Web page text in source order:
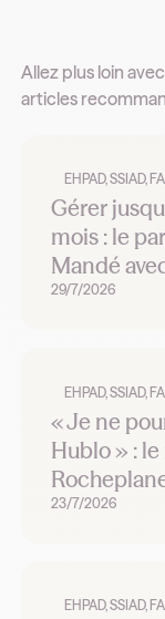
Allez plus loin
articles
EHPAD, SSIAD,
Gérer
mois : le
Mandé
29/7/2026
EHPAD, SSIAD,
« Je ne
Hublo » :
23/7/2026
EHPAD, SSIAD,